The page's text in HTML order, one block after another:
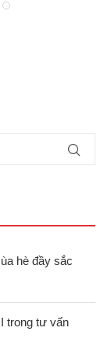
hè đầy sắc
trong tư vấn